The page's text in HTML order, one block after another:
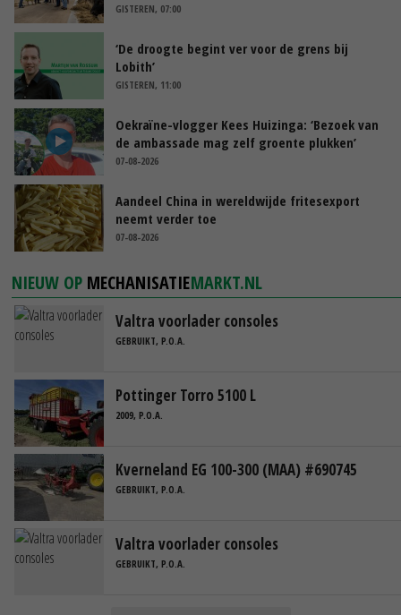
GISTEREN, 07:00
‘De droogte begint ver voor de grens bij
Lobith’
GISTEREN, 11:00
Oekraïne-vlogger Kees Huizinga: ‘Bezoek van
de ambassade mag zelf groente plukken’
07-08-2026
Aandeel China in wereldwijde fritesexport
neemt verder toe
07-08-2026
NIEUW OP MECHANISATIEMARKT.NL
Valtra voorlader consoles
GEBRUIKT, P.O.A.
Pottinger Torro 5100 L
2009, P.O.A.
Kverneland EG 100-300 (MAA) #690745
GEBRUIKT, P.O.A.
Valtra voorlader consoles
GEBRUIKT, P.O.A.